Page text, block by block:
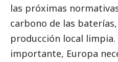
las próximas
carbono de las
producción local limpia.
importante, Europa